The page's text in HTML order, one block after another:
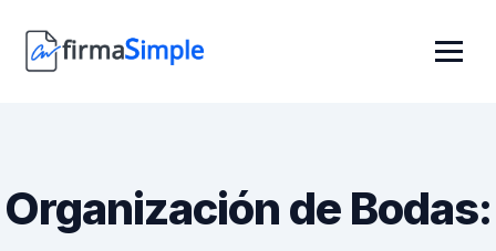
Organización de Bodas: